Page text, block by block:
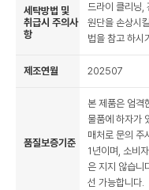
세탁방법 및
취급시 주의사
항
드라이 클리닝,
원단을 손상시
법을 참고 하시
제조연월 202507
품질보증기준
본 제품은 엄격
물품에 하자가
매처로 문의 주
1년이며, 소비
은 지지 않습니
선 가능합니다.